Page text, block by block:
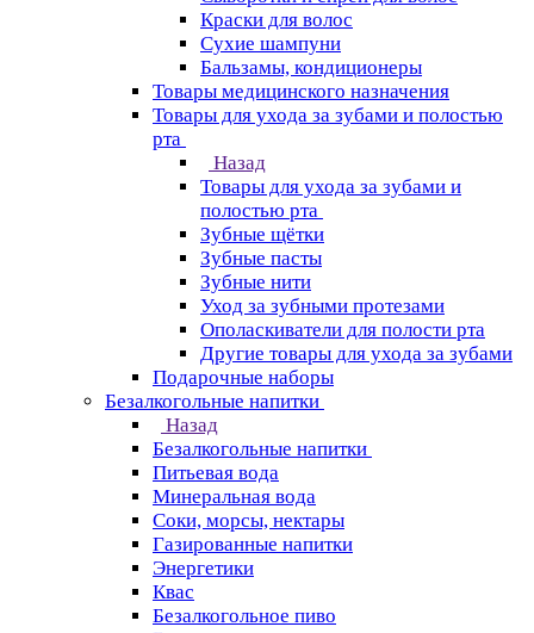
Краски для волос
Сухие шампуни
Бальзамы, кондиционеры
Товары медицинского назначения
Товары для ухода за зубами и полостью
рта
Назад
Товары для ухода за зубами и
полостью рта
Зубные щётки
Зубные пасты
Зубные нити
Уход за зубными протезами
Ополаскиватели для полости рта
Другие товары для ухода за зубами
Подарочные наборы
Безалкогольные напитки
Назад
Безалкогольные напитки
Питьевая вода
Минеральная вода
Соки, морсы, нектары
Газированные напитки
Энергетики
Квас
Безалкогольное пиво